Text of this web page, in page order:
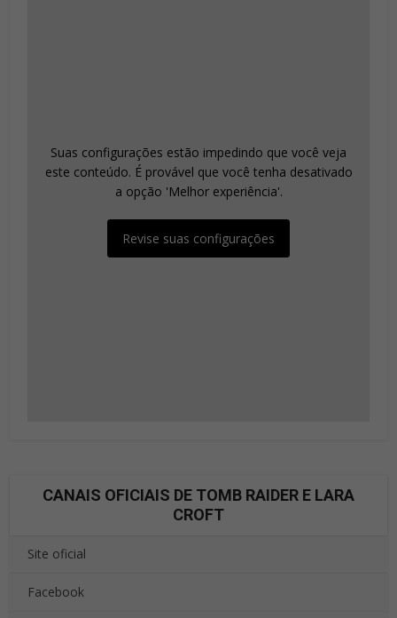
Suas configurações estão impedindo que você veja
este conteúdo. É provável que você tenha desativado
a opção 'Melhor experiência'.
Revise suas configurações
CANAIS OFICIAIS DE TOMB RAIDER E LARA
CROFT
Site oficial
Facebook